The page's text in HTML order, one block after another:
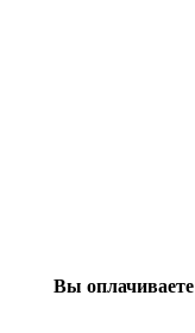
Вы оплачиваете